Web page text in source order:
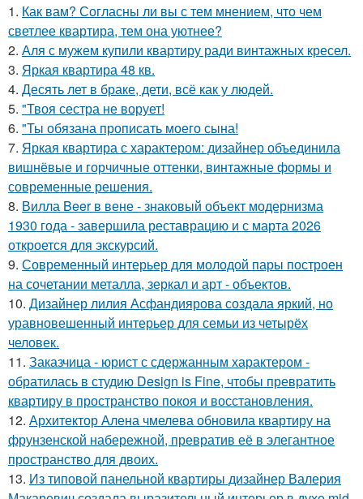
1. Как вам? Согласны ли вы с тем мнением, что чем
светлее квартира, тем она уютнее?
2. Аля с мужем купили квартиру ради винтажных кресел.
3. Яркая квартира 48 кв.
4. Десять лет в браке, дети, всё как у людей.
5. "Твоя сестра не ворует!
6. "Ты обязана прописать моего сына!
7. Яркая квартира с характером: дизайнер объединила
вишнёвые и горчичные оттенки, винтажные формы и
современные решения.
8. Вилла Beer в вене - знаковый объект модернизма
1930 года - завершила реставрацию и с марта 2026
откроется для экскурсий.
9. Современный интерьер для молодой пары построен
на сочетании металла, зеркал и арт - объектов.
10. Дизайнер лилия Асфандиярова создала яркий, но
уравновешенный интерьер для семьи из четырёх
человек.
11. Заказчица - юрист с сдержанным характером -
обратилась в студию Design is Fine, чтобы превратить
квартиру в пространство покоя и восстановления.
12. Архитектор Алена чмелева обновила квартиру на
фрунзенской набережной, превратив её в элегантное
пространство для двоих.
13. Из типовой панельной квартиры дизайнер Валерия